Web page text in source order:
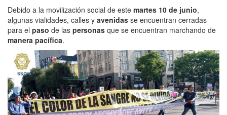
Debido a la movilización social de este martes 10 de junio,
algunas vialidades, calles y avenidas se encuentran cerradas
para el paso de las personas que se encuentran marchando de
manera pacífica.